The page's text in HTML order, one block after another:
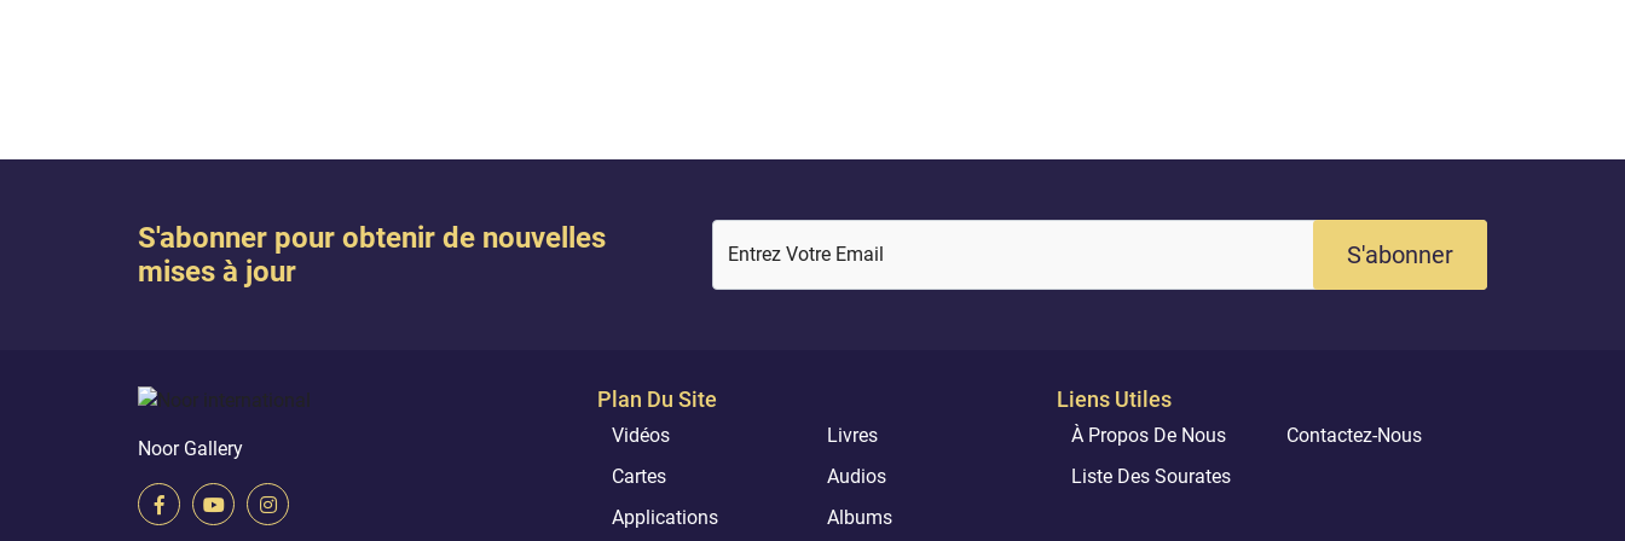
S'abonner pour obtenir de nouvelles
mises à jour
Entrez Votre Email S'abonner
Noor Gallery
Plan Du Site
Vidéos
Livres
Cartes
Audios
Applications
Albums
Liens Utiles
À Propos De Nous
Contactez-Nous
Liste Des Sourates